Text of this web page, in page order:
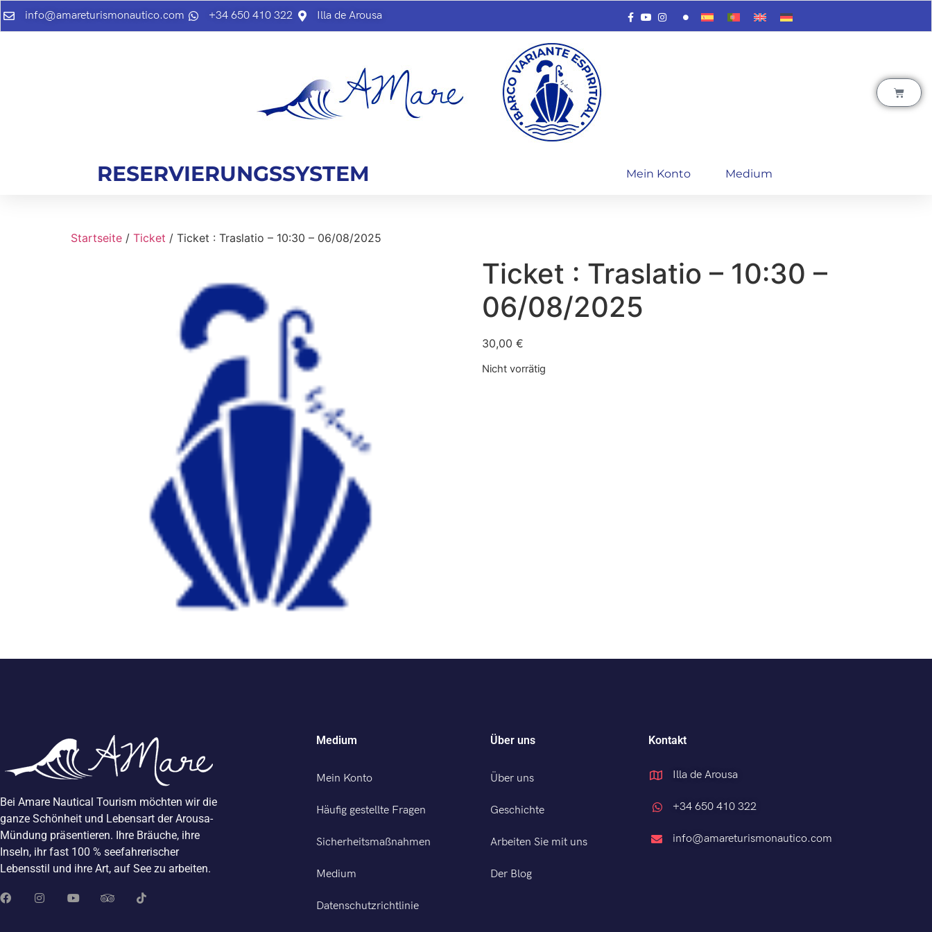
info@amareturismonautico.com +34 650 410 322 Illa de Arousa
RESERVIERUNGSSYSTEM Mein Konto Medium
Startseite / Ticket / Ticket : Traslatio – 10:30 – 06/08/2025
Ticket : Traslatio – 10:30 –
06/08/2025
30,00 €
Nicht vorrätig
Bei Amare Nautical Tourism möchten wir die
ganze Schönheit und Lebensart der Arousa-
Mündung präsentieren. Ihre Bräuche, ihre
Inseln, ihr fast 100 % seefahrerischer
Lebensstil und ihre Art, auf See zu arbeiten.
Medium
Mein Konto
Häufig gestellte Fragen
Sicherheitsmaßnahmen
Medium
Datenschutzrichtlinie
Über uns
Über uns
Geschichte
Arbeiten Sie mit uns
Der Blog
Kontakt
Illa de Arousa
+34 650 410 322
info@amareturismonautico.com